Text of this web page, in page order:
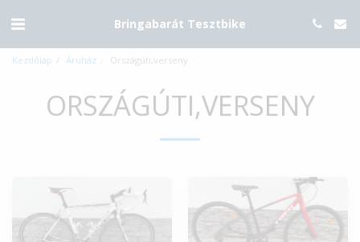
Bringabarát Tesztbike
Kezdőlap Áruház Országúti,verseny
ORSZÁGÚTI,VERSENY